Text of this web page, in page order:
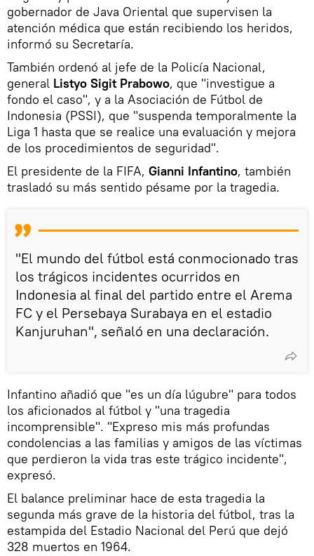
gobernador de Java Oriental que supervisen la
atención médica que están recibiendo los heridos,
informó su Secretaría.
También ordenó al jefe de la Policía Nacional,
general Listyo Sigit Prabowo, que "investigue a
fondo el caso", y a la Asociación de Fútbol de
Indonesia (PSSI), que "suspenda temporalmente la
Liga 1 hasta que se realice una evaluación y mejora
de los procedimientos de seguridad".
El presidente de la FIFA, Gianni Infantino, también
trasladó su más sentido pésame por la tragedia.
"El mundo del fútbol está conmocionado tras
los trágicos incidentes ocurridos en
Indonesia al final del partido entre el Arema
FC y el Persebaya Surabaya en el estadio
Kanjuruhan", señaló en una declaración.
Infantino añadió que "es un día lúgubre" para todos
los aficionados al fútbol y "una tragedia
incomprensible". "Expreso mis más profundas
condolencias a las familias y amigos de las víctimas
que perdieron la vida tras este trágico incidente",
expresó.
El balance preliminar hace de esta tragedia la
segunda más grave de la historia del fútbol, tras la
estampida del Estadio Nacional del Perú que dejó
328 muertos en 1964.